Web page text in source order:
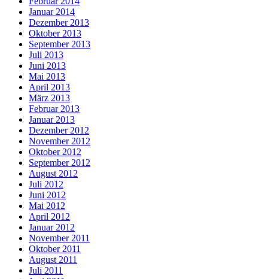
Januar 2014
Dezember 2013
Oktober 2013
September 2013
Juli 2013
Juni 2013
Mai 2013
April 2013
März 2013
Februar 2013
Januar 2013
Dezember 2012
November 2012
Oktober 2012
September 2012
August 2012
Juli 2012
Juni 2012
Mai 2012
April 2012
Januar 2012
November 2011
Oktober 2011
August 2011
Juli 2011